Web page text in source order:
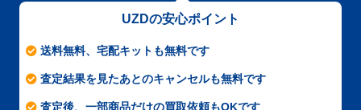
UZDの安心ポイント
送料無料、宅配キットも無料です
査定結果を見たあとのキャンセルも無料です
査定後、一部商品だけの買取依頼もOKです